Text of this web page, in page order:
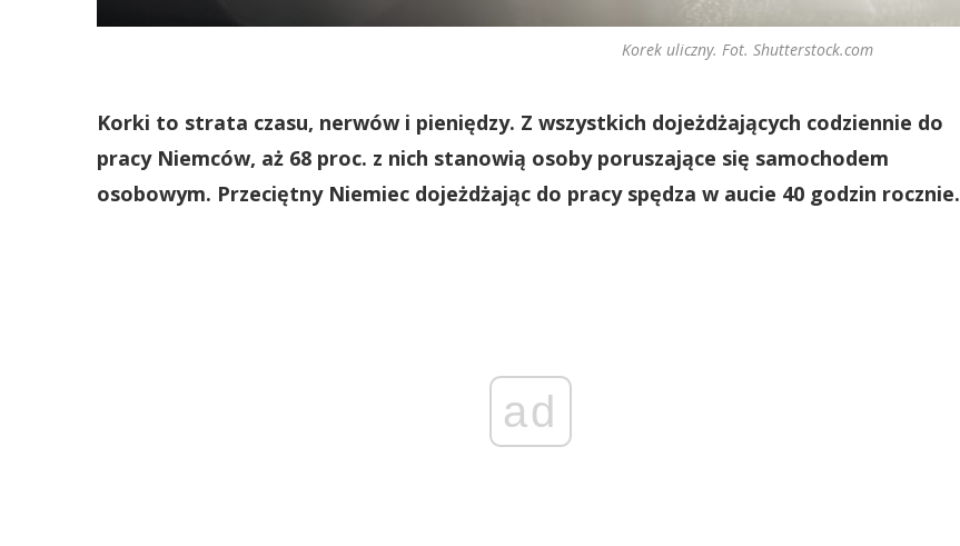
Korek uliczny. Fot. Shutterstock.com
Korki to strata czasu, nerwów i pieniędzy. Z wszystkich dojeżdżających codziennie do
pracy Niemców, aż 68 proc. z nich stanowią osoby poruszające się samochodem
osobowym. Przeciętny Niemiec dojeżdżając do pracy spędza w aucie 40 godzin rocznie.
ad